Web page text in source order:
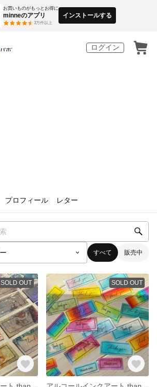
お買いものがもっとお得に
minneのアプリ
3万件以上
インストールする
ログイン
プロフィール レター
すべて 販売中
SOLD OUT SOLD OUT